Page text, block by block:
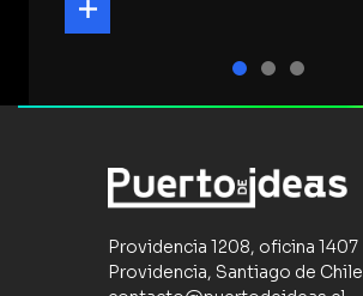
Providencia 1208, oficina 1407
Providencia, Santiago de Chile